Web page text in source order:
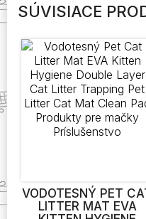
SÚVISIACE
VODOTESNÝ PET
LITTER MAT EVA